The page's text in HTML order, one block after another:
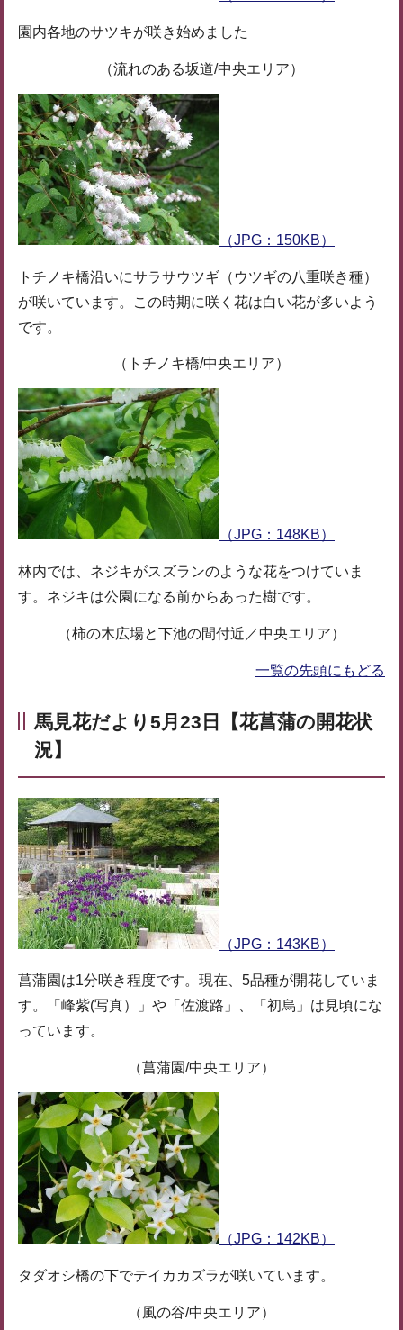
園内各地のサツキが咲き始めました
（流れのある坂道/中央エリア）
（JPG：150KB）
トチノキ橋沿いにサラサウツギ（ウツギの八重咲き種）
が咲いています。この時期に咲く花は白い花が多いよう
です。
（トチノキ橋/中央エリア）
（JPG：148KB）
林内では、ネジキがスズランのような花をつけていま
す。ネジキは公園になる前からあった樹です。
（柿の木広場と下池の間付近／中央エリア）
一覧の先頭にもどる
馬見花だより5月23日【花菖蒲の開花状
況】
（JPG：143KB）
菖蒲園は1分咲き程度です。現在、5品種が開花していま
す。「峰紫(写真）」や「佐渡路」、「初烏」は見頃にな
っています。
（菖蒲園/中央エリア）
（JPG：142KB）
タダオシ橋の下でテイカカズラが咲いています。
（風の谷/中央エリア）